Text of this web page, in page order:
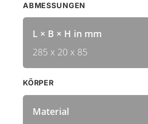
ABMESSUNGEN
L × B × H in mm
285 x 20 x 85
KÖRPER
Material